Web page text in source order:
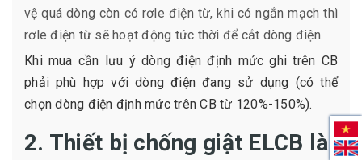
vệ quá dòng còn có rơle điện từ, khi có ngắn mạch thì
rơle điện từ sẽ hoạt động tức thời để cắt dòng điện.
Khi mua cần lưu ý dòng điện định mức ghi trên CB
phải phù hợp với dòng điện đang sử dụng (có thể
chọn dòng điện định mức trên CB từ 120%-150%).
2. Thiết bị chống giật ELCB là